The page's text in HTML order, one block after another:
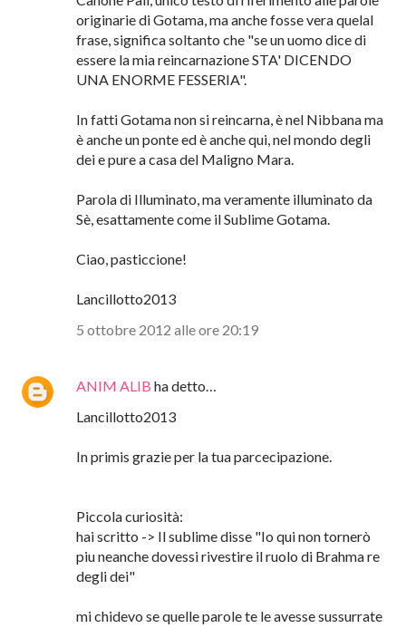
Il sublime disse "Io qui non tornerò piu neanche
dovessi rivestire il ruolo di Brahma re degli dei",
ma questo non toglie che Egli viva e comunichi
come ho detto.
Canone Pali, unico testo di riferimento alle parole
originarie di Gotama, ma anche fosse vera quelal
frase, significa soltanto che "se un uomo dice di
UNA ENORME FESSERIA".
è anche un ponte ed è anche qui, nel mondo degli
Parola di Illuminato, ma veramente illuminato da
Ciao, pasticcione!
5 ottobre 2012 alle ore 20:19
ANIM ALIBha detto…
Lancillotto2013
In primis grazie per la tua parcecipazione.